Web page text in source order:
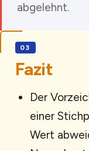
abgelehnt.
Fazit
Der
einer
Wert